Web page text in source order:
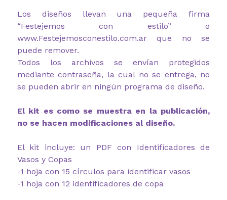
Los diseños llevan una pequeña firma
“Festejemos con estilo” o
www.Festejemosconestilo.com.ar que no se
puede remover.
Todos los archivos se envían protegidos
mediante contraseña, la cual no se entrega, no
se pueden abrir en ningún programa de diseño.
El kit es como se muestra en la publicación,
no se hacen modificaciones al diseño.
El kit incluye: un PDF con Identificadores de
Vasos y Copas
-1 hoja con 15 círculos para identificar vasos
-1 hoja con 12 identificadores de copa